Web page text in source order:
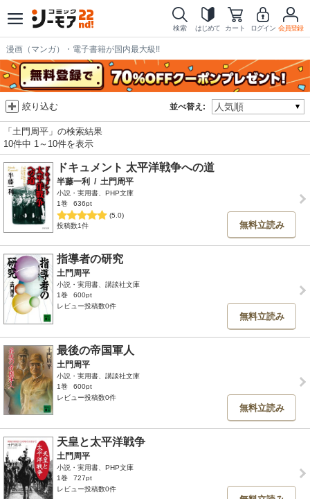
検索 はじめて カート ログイン 会員登録
漫画（マンガ）・電子書籍が国内最大級!!
並べ替え:
絞り込む
「土門周平」の検索結果
10件中 1～10件を表示
ドキュメント 太平洋戦争への道
半藤一利 / 土門周平
小説・実用書、PHP文庫
1巻
636pt
(5.0)
投稿数1件
無料立読み
指導者の研究
土門周平
小説・実用書、講談社文庫
1巻
600pt
レビュー投稿数0件
無料立読み
最後の帝国軍人
土門周平
小説・実用書、講談社文庫
1巻
600pt
レビュー投稿数0件
無料立読み
天皇と太平洋戦争
土門周平
小説・実用書、PHP文庫
1巻
727pt
レビュー投稿数0件